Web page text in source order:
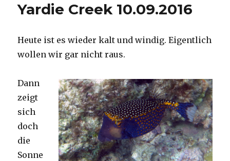
Yardie Creek 10.09.2016
Heute ist es wieder kalt und windig. Eigentlich
wollen wir gar nicht raus.
Dann
zeigt
sich
doch
die
Sonne